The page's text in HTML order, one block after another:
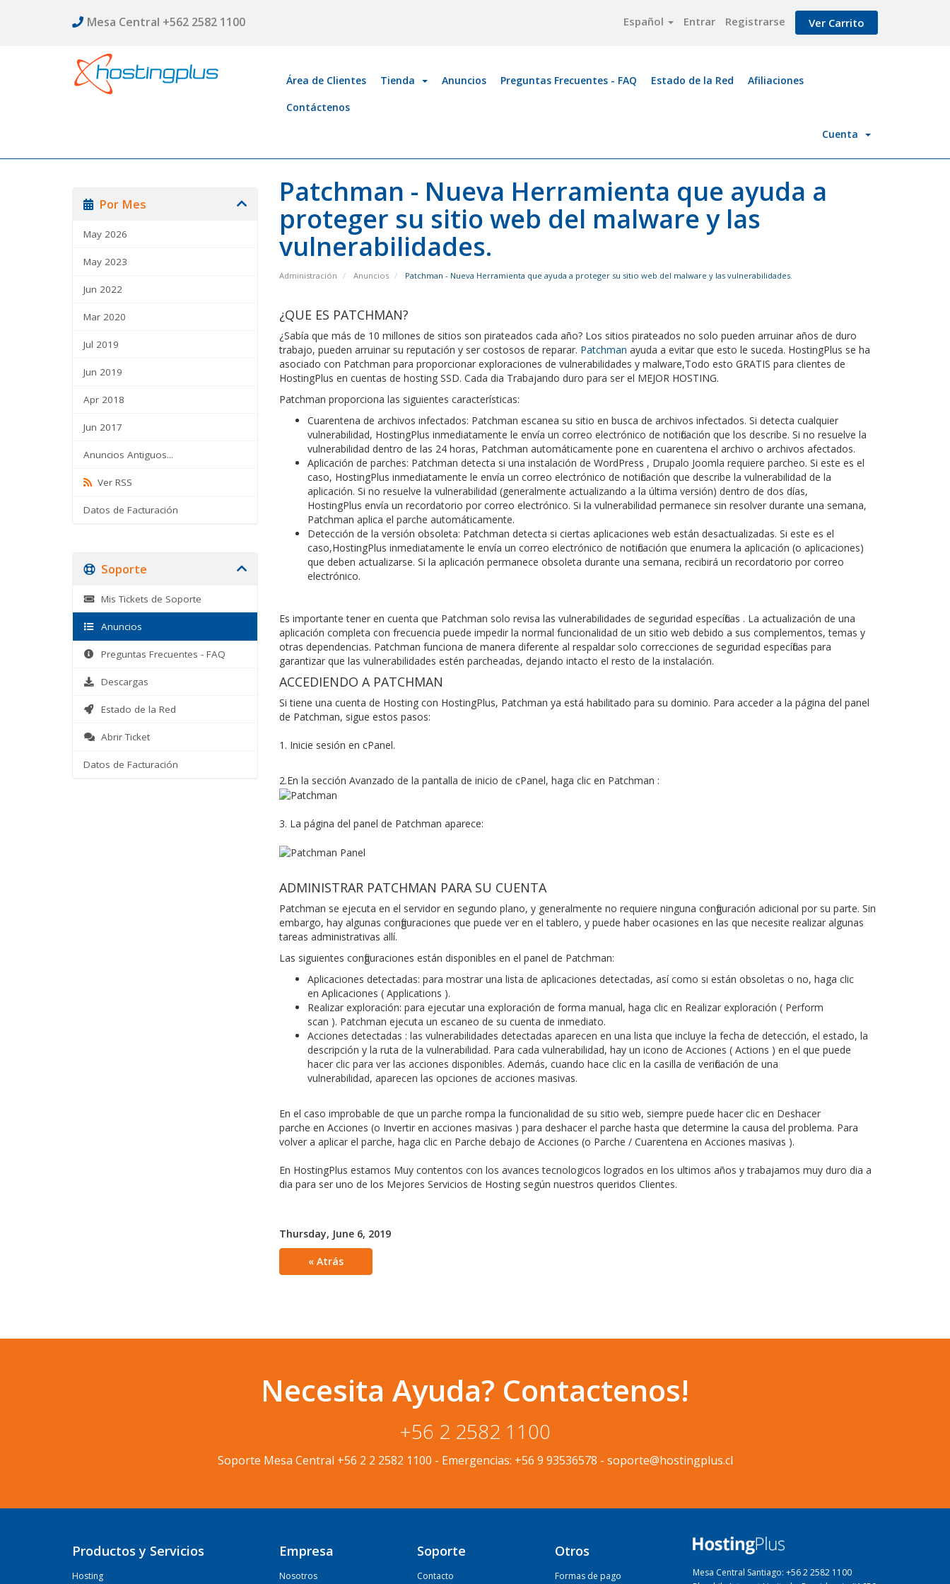
Mesa Central +562 2582 1100 Español Entrar Registrarse Ver Carrito
Área de Clientes Tienda Anuncios Preguntas Frecuentes - FAQ Estado de la Red
Afiliaciones
Contáctenos
Cuenta
Patchman - Nueva Herramienta que ayuda a
proteger su sitio web del malware y las
vulnerabilidades.
Administración Anuncios Patchman - Nueva Herramienta que ayuda a proteger su sitio web del malware y las vulnerabilidades.
Por Mes
May 2026
May 2023
Jun 2022
Mar 2020
Jul 2019
Jun 2019
Apr 2018
Jun 2017
Anuncios Antiguos...
Ver RSS
Datos de Facturación
¿QUE ES PATCHMAN?
¿Sabía que más de 10 millones de sitios son pirateados cada año? Los sitios pirateados no solo pueden arruinar años de duro
trabajo, pueden arruinar su reputación y ser costosos de reparar. Patchman ayuda a evitar que esto le suceda. HostingPlus se ha
asociado con Patchman para proporcionar exploraciones de vulnerabilidades y malware,Todo esto GRATIS para clientes de
HostingPlus en cuentas de hosting SSD. Cada dia Trabajando duro para ser el MEJOR HOSTING.
Patchman proporciona las siguientes características:
Cuarentena de archivos infectados: Patchman escanea su sitio en busca de archivos infectados. Si detecta cualquier
vulnerabilidad, HostingPlus inmediatamente le envía un correo electrónico de notificación que los describe. Si no resuelve la
vulnerabilidad dentro de las 24 horas, Patchman automáticamente pone en cuarentena el archivo o archivos afectados.
Aplicación de parches: Patchman detecta si una instalación de WordPress , Drupalo Joomla requiere parcheo. Si este es el
caso, HostingPlus inmediatamente le envía un correo electrónico de notificación que describe la vulnerabilidad de la
aplicación. Si no resuelve la vulnerabilidad (generalmente actualizando a la última versión) dentro de dos días,
HostingPlus envía un recordatorio por correo electrónico. Si la vulnerabilidad permanece sin resolver durante una semana,
Patchman aplica el parche automáticamente.
Detección de la versión obsoleta: Patchman detecta si ciertas aplicaciones web están desactualizadas. Si este es el
caso,HostingPlus inmediatamente le envía un correo electrónico de notificación que enumera la aplicación (o aplicaciones)
que deben actualizarse. Si la aplicación permanece obsoleta durante una semana, recibirá un recordatorio por correo
electrónico.
Es importante tener en cuenta que Patchman solo revisa las vulnerabilidades de seguridad específicas . La actualización de una
aplicación completa con frecuencia puede impedir la normal funcionalidad de un sitio web debido a sus complementos, temas y
otras dependencias. Patchman funciona de manera diferente al respaldar solo correcciones de seguridad específicas para
garantizar que las vulnerabilidades estén parcheadas, dejando intacto el resto de la instalación.
ACCEDIENDO A PATCHMAN
Si tiene una cuenta de Hosting con HostingPlus, Patchman ya está habilitado para su dominio. Para acceder a la página del panel
de Patchman, sigue estos pasos:
1. Inicie sesión en cPanel.
2.En la sección Avanzado de la pantalla de inicio de cPanel, haga clic en Patchman :
3. La página del panel de Patchman aparece:
ADMINISTRAR PATCHMAN PARA SU CUENTA
Patchman se ejecuta en el servidor en segundo plano, y generalmente no requiere ninguna configuración adicional por su parte. Sin
embargo, hay algunas configuraciones que puede ver en el tablero, y puede haber ocasiones en las que necesite realizar algunas
tareas administrativas allí.
Las siguientes configuraciones están disponibles en el panel de Patchman:
Aplicaciones detectadas: para mostrar una lista de aplicaciones detectadas, así como si están obsoletas o no, haga clic
en Aplicaciones ( Applications ).
Realizar exploración: para ejecutar una exploración de forma manual, haga clic en Realizar exploración ( Perform
scan ). Patchman ejecuta un escaneo de su cuenta de inmediato.
Acciones detectadas : las vulnerabilidades detectadas aparecen en una lista que incluye la fecha de detección, el estado, la
descripción y la ruta de la vulnerabilidad. Para cada vulnerabilidad, hay un icono de Acciones ( Actions ) en el que puede
hacer clic para ver las acciones disponibles. Además, cuando hace clic en la casilla de verificación de una
vulnerabilidad, aparecen las opciones de acciones masivas.
En el caso improbable de que un parche rompa la funcionalidad de su sitio web, siempre puede hacer clic en Deshacer
parche en Acciones (o Invertiren acciones masivas ) para deshacer el parche hasta que determine la causa del problema. Para
volver a aplicar el parche, haga clic en Parche debajo de Acciones (o Parche / Cuarentena en Acciones masivas ).
En HostingPlus estamos Muy contentos con los avances tecnologicos logrados en los ultimos años y trabajamos muy duro dia a
dia para ser uno de los Mejores Servicios de Hosting según nuestros queridos Clientes.
Thursday, June 6, 2019
« Atrás
Soporte
Mis Tickets de Soporte
Anuncios
Preguntas Frecuentes - FAQ
Descargas
Estado de la Red
Abrir Ticket
Datos de Facturación
Necesita Ayuda? Contactenos!
+56 2 2582 1100
Soporte Mesa Central +56 2 2 2582 1100 - Emergencias: +56 9 93536578 - soporte@hostingplus.cl
Productos y Servicios
Hosting
Empresa
Nosotros
Soporte
Contacto
Otros
Formas de pago
Mesa Central Santiago: +56 2 2582 1100